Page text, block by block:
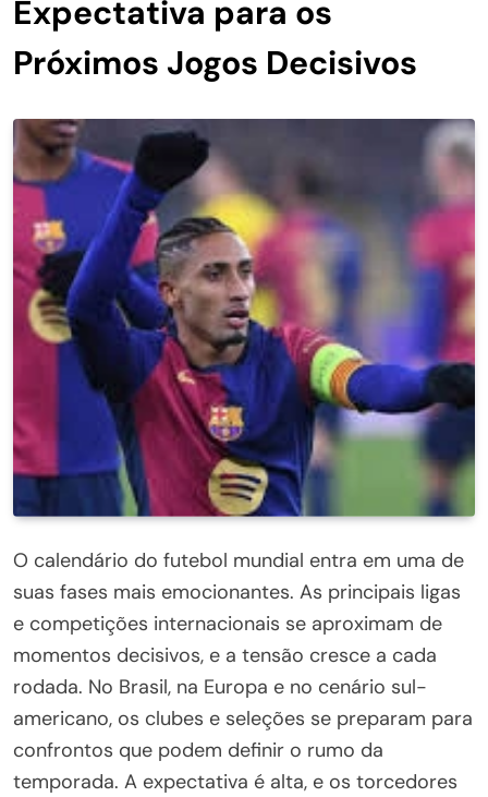
Expectativa para os
Próximos Jogos Decisivos
O calendário do futebol mundial entra em uma de
suas fases mais emocionantes. As principais ligas
e competições internacionais se aproximam de
momentos decisivos, e a tensão cresce a cada
rodada. No Brasil, na Europa e no cenário sul-
americano, os clubes e seleções se preparam para
confrontos que podem definir o rumo da
temporada. A expectativa é alta, e os torcedores